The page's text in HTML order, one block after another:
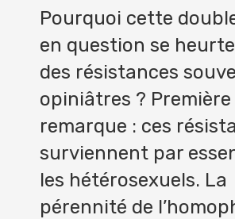
Pourquoi cette
en question se
des résistances
opiniâtres ? Première
remarque : ces
surviennent par
les hétérosexuels. La
pérennité de